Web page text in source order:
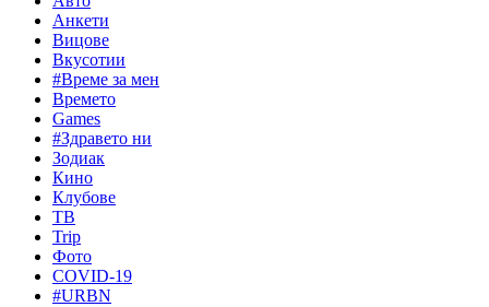
Анкети
Вицове
Вкусотии
#Време за мен
Времето
Games
#Здравето ни
Зодиак
Кино
Клубове
ТВ
Trip
Фото
COVID-19
#URBN